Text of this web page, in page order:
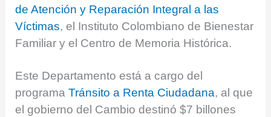
de Atención y Reparación Integral a las
Víctimas, el Instituto Colombiano de Bienestar
Familiar y el Centro de Memoria Histórica.
Este Departamento está a cargo del
programaTránsito a Renta Ciudadana, al q​ue
el gobierno del Cambio destinó $7 billones